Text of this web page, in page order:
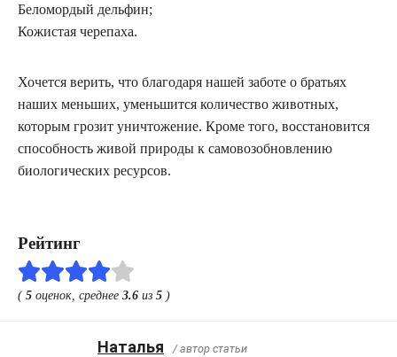
Беломордый дельфин;
Кожистая черепаха.
Хочется верить, что благодаря нашей заботе о братьях
наших меньших, уменьшится количество животных,
которым грозит уничтожение. Кроме того, восстановится
способность живой природы к самовозобновлению
биологических ресурсов.
Рейтинг
(5 оценок, среднее 3.6 из 5 )
Наталья / автор статьи